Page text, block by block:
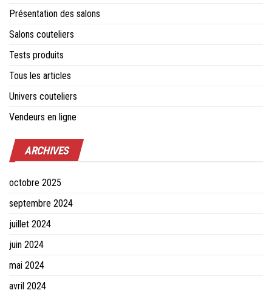
Présentation des salons
Salons couteliers
Tests produits
Tous les articles
Univers couteliers
Vendeurs en ligne
ARCHIVES
octobre 2025
septembre 2024
juillet 2024
juin 2024
mai 2024
avril 2024